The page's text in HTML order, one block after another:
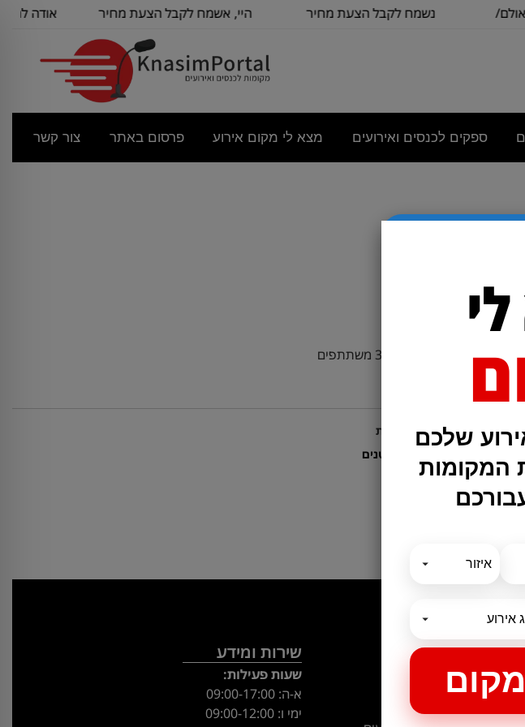
נשמח לקבל הצעת מחיר
היי, אשמח לקבל הצעת מחיר
אודה
ספקים לכנסים ואירועים מצא לי מקום אירוע פרסום באתר צור קשר
מיועד לכ 30 משתתפים
קטגוריות נבחרות
מקום לאירועים קטנים
ביקור בגן ורדים – שווה!!
אירוע חשיפה- זיו מנור
שירות ומידע
שעות פעילות:
א-ה: 09:00-17:00
ימי ו: 09:00-12:00
שלכם
המקומות